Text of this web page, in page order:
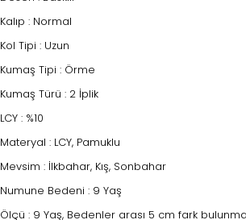
Kalıp : Normal
Kol Tipi : Uzun
Kumaş Tipi : Örme
Kumaş Türü : 2 İplik
LCY : %10
Materyal : LCY, Pamuklu
Mevsim : İlkbahar, Kış, Sonbahar
Numune Bedeni : 9 Yaş
Ölçü : 9 Yaş, Bedenler arası 5 cm fark